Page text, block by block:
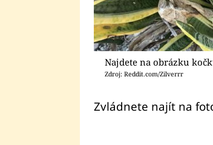
Najdete na obrázku
Zdroj: Reddit.com/Zilverrr
Zvládnete najít na